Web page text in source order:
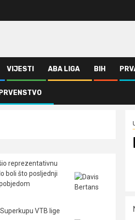
VIJESTI ABA LIGA BIH
Leotar nastavio s pobjedama
reprezentativnu
boli što posljednji
VTB lige